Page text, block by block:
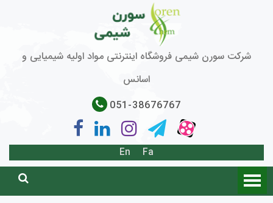
شرکت سورن شیمی فروشگاه اینترنتی مواد اولیه شیمیایی و
اسانس
051-38676767
Fa
En